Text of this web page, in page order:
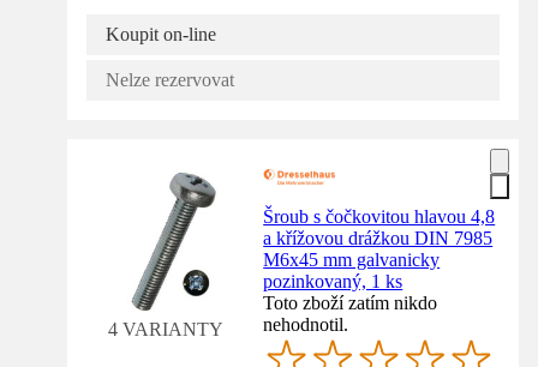
Koupit on-line
Nelze rezervovat
4 VARIANTY
Šroub s čočkovitou hlavou 4,8
a křížovou drážkou DIN 7985
M6x45 mm galvanicky
pozinkovaný, 1 ks
Toto zboží zatím nikdo
nehodnotil.